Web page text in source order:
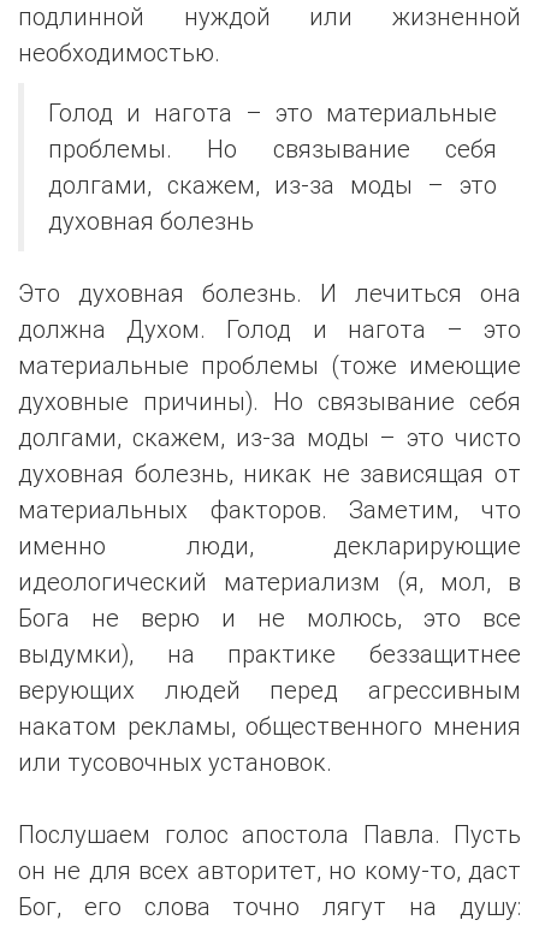
подлинной нуждой или жизненной
необходимостью.
Голод и нагота – это материальные
проблемы. Но связывание себя
долгами, скажем, из-за моды – это
духовная болезнь
Это духовная болезнь. И лечиться она
должна Духом. Голод и нагота – это
материальные проблемы (тоже имеющие
духовные причины). Но связывание себя
долгами, скажем, из-за моды – это чисто
духовная болезнь, никак не зависящая от
материальных факторов. Заметим, что
именно люди, декларирующие
идеологический материализм (я, мол, в
Бога не верю и не молюсь, это все
выдумки), на практике беззащитнее
верующих людей перед агрессивным
накатом рекламы, общественного мнения
или тусовочных установок.
Послушаем голос апостола Павла. Пусть
он не для всех авторитет, но кому-то, даст
Бог, его слова точно лягут на душу: